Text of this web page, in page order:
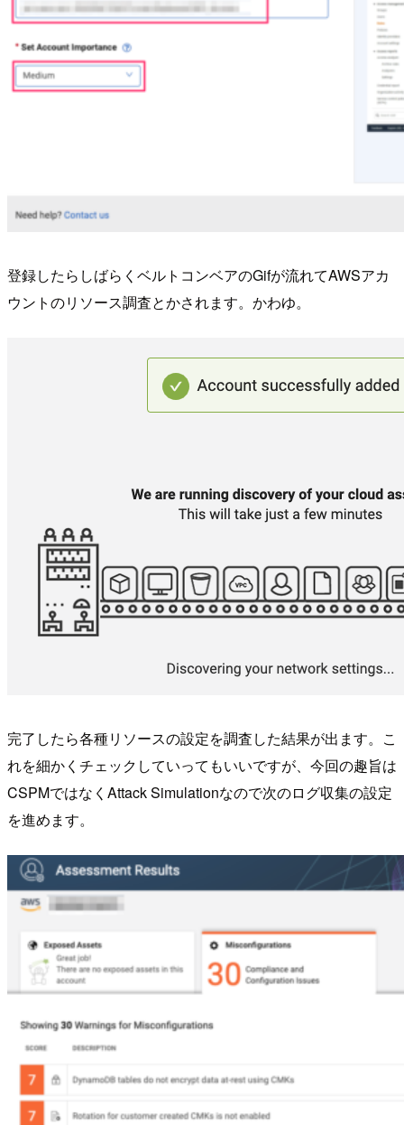
登録したらしばらくベルトコンベアのGifが流れてAWSアカ
ウントのリソース調査とかされます。かわゆ。
完了したら各種リソースの設定を調査した結果が出ます。こ
れを細かくチェックしていってもいいですが、今回の趣旨は
CSPMではなくAttack Simulationなので次のログ収集の設定
を進めます。